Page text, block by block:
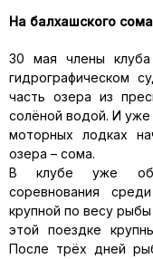
На балхашского сома
30 мая члены
гидрографи­ческом
часть озера из
солёной водой. И уже
моторных лодках
озера – сома.
В клубе уже
соревнования
крупной по весу
этой поездке
После трёх дней